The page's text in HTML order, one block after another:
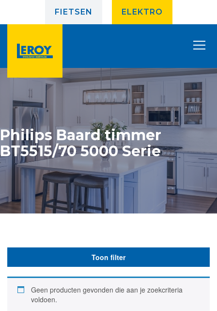
FIETSEN ELEKTRO
Philips Baard timmer
BT5515/70 5000 Serie
Toon filter
Geen producten gevonden die aan je zoekcriteria
voldoen.